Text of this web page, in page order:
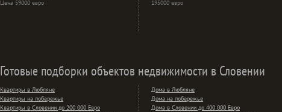
Цена 59000 евро
195000 евро
Готовые подборки объектов недвижимости в Словении
Квартиры в Любляне
Квартиры на побережье
Квартиры в Словении до 200 000 Евро
Дома в Любляне
Дома на побережье
Дома в Словении до 400 000 Евро